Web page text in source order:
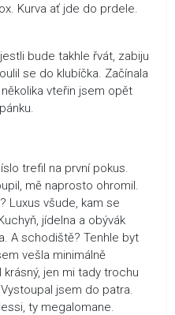
Kurva ať jde do prdele.
bude takhle řvát, zabiju
se do klubíčka. Začínala
vteřin jsem opět
trefil na první pokus.
mě naprosto ohromil.
Luxus všude, kam se
jídelna a obývák
A schodiště? Tenhle byt
vešla minimálně
jen mi tady trochu
jsem do patra.
ty megalomane.